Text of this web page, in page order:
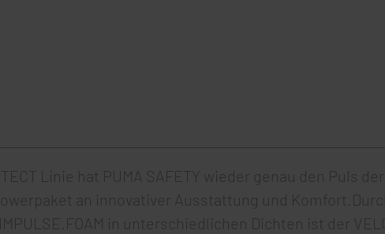
Linie hat PUMA SAFETY wieder genau den Puls
an innovativer Ausstattung und
in unterschiedlichen Dichten ist der